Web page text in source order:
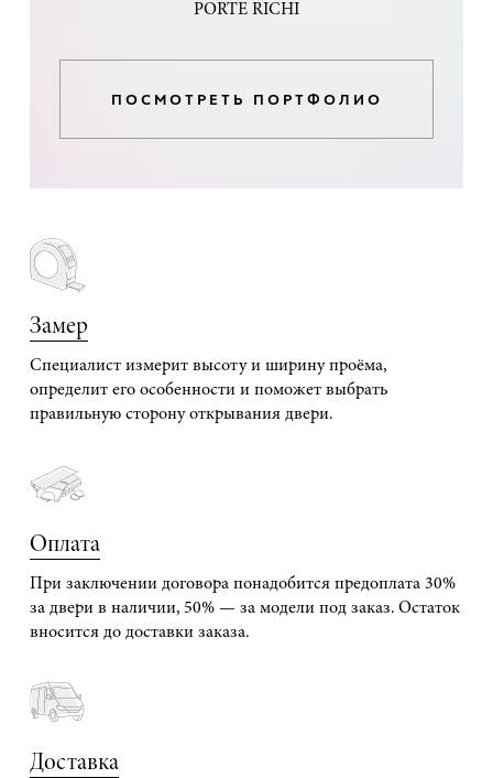
PORTE RICHI
ПОСМОТРЕТЬ ПОРТФОЛИО
Замер
Специалист измерит высоту и ширину проёма,
определит его особенности и поможет выбрать
правильную сторону открывания двери.
Оплата
При заключении договора понадобится предоплата 30%
за двери в наличии, 50% — за модели под заказ. Остаток
вносится до доставки заказа.
Доставка